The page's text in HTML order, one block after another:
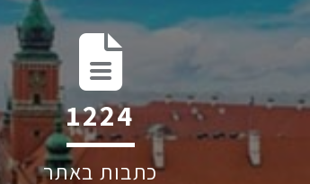
1874
כתבות באתר